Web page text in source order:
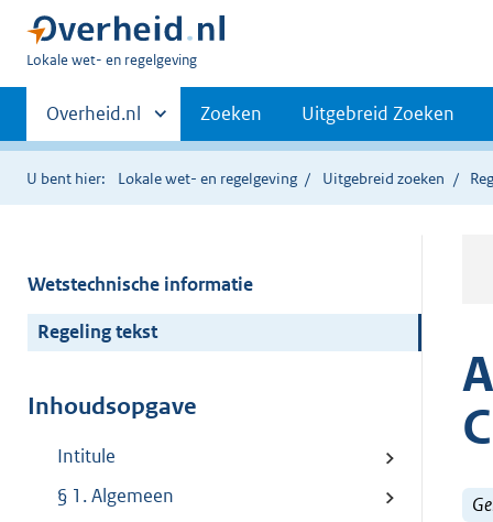
U
hier:
Lokale wet- en regelgeving
Primaire
navigatie
Andere
sites
binnen
Overheid.nl Zoeken Uitgebreid Zoeken
U bent hier: Lokale wet- en regelgeving Uitgebreid zoeken
Wetstechnische informatie
Regeling tekst
Inhoudsopgave
Intitule
§ 1. Algemeen